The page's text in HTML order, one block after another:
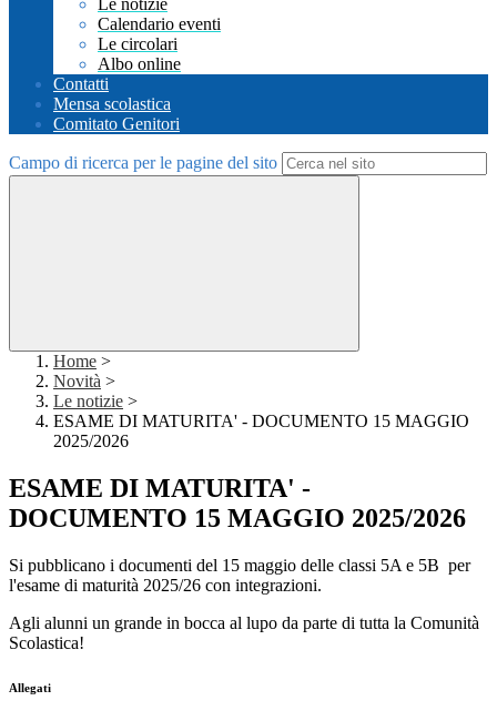
Le notizie
Calendario eventi
Le circolari
Albo online
Contatti
Mensa scolastica
Comitato Genitori
Campo di ricerca per le pagine del sito
Home >
Novità >
Le notizie >
ESAME DI MATURITA' - DOCUMENTO 15 MAGGIO
2025/2026
ESAME DI MATURITA' -
DOCUMENTO 15 MAGGIO 2025/2026
Si pubblicano i documenti del 15 maggio delle classi 5A e 5B per
l'esame di maturità 2025/26 con integrazioni.
Agli alunni un grande in bocca al lupo da parte di tutta la Comunità
Scolastica!
Allegati